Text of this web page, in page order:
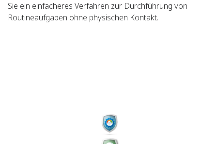
Sie ein einfacheres Verfahren zur Durchführung von
Routineaufgaben ohne physischen Kontakt.